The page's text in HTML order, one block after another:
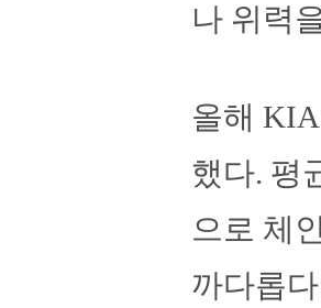
나 위력
올해
했다. 평
으로 체
까다롭